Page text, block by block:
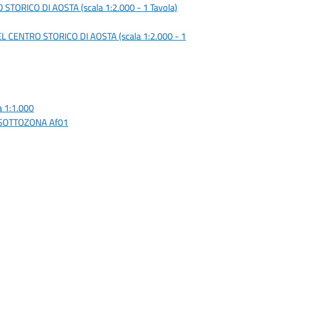
STORICO DI AOSTA (scala 1:2.000 - 1 Tavola)
CENTRO STORICO DI AOSTA (scala 1:2.000 - 1
1:1.000
Af01